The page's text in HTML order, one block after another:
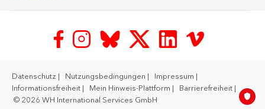
Datenschutz Nutzungsbedingungen
Impressum
Informationsfreiheit
Mein Hinweis-Plattform
Barrierefreiheit
© 2026 WH International Services GmbH